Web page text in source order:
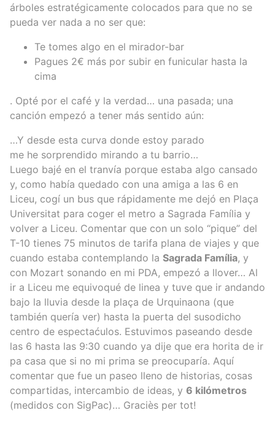
árboles estratégicamente colocados para que no se
pueda ver nada a no ser que:
Te tomes algo en el mirador-bar
Pagues 2€ más por subir en funicular hasta la
cima
. Opté por el café y la verdad… una pasada; una
canción empezó a tener más sentido aún:
…Y desde esta curva donde estoy parado
me he sorprendido mirando a tu barrio…
Luego bajé en el tranvía porque estaba algo cansado
y, como había quedado con una amiga a las 6 en
Liceu, cogí un bus que rápidamente me dejó en Plaça
Universitat para coger el metro a Sagrada Família y
volver a Liceu. Comentar que con un solo “pique” del
T-10 tienes 75 minutos de tarifa plana de viajes y que
cuando estaba contemplando la Sagrada Família, y
con Mozart sonando en mi PDA, empezó a llover… Al
ir a Liceu me equivoqué de linea y tuve que ir andando
bajo la lluvia desde la plaça de Urquinaona (que
también quería ver) hasta la puerta del susodicho
centro de espectaćulos. Estuvimos paseando desde
las 6 hasta las 9:30 cuando ya dije que era horita de ir
pa casa que si no mi prima se preocuparía. Aquí
comentar que fue un paseo lleno de historias, cosas
compartidas, intercambio de ideas, y 6 kilómetros
(medidos con SigPac)… Graciès per tot!